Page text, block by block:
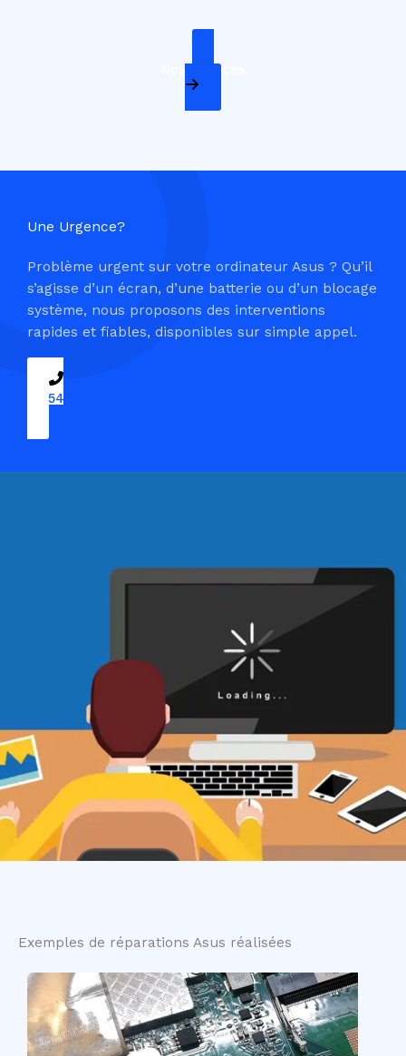
Nos Services
Une Urgence?
Problème urgent sur votre ordinateur Asus ? Qu’il
s’agisse d’un écran, d’une batterie ou d’un blocage
système, nous proposons des interventions
rapides et fiables, disponibles sur simple appel.
09 54 37 04 03
Exemples de réparations Asus réalisées